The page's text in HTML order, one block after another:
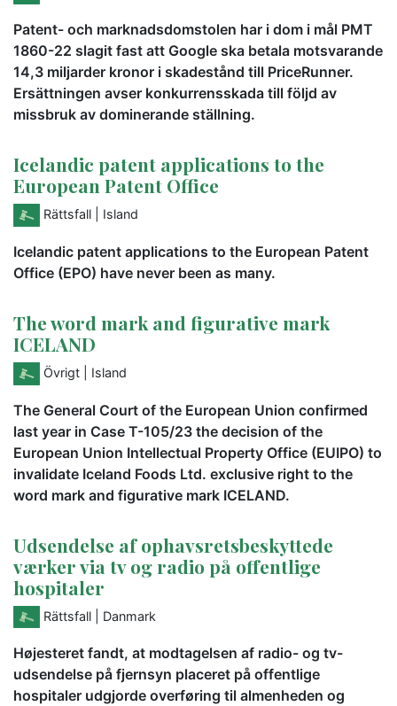
Patent- och marknadsdomstolen har i dom i mål PMT
1860-22 slagit fast att Google ska betala motsvarande
14,3 miljarder kronor i skadestånd till PriceRunner.
Ersättningen avser konkurrensskada till följd av
missbruk av dominerande ställning.
Icelandic patent applications to the
European Patent Office
Rättsfall | Island
Icelandic patent applications to the European Patent
Office (EPO) have never been as many.
The word mark and figurative mark
ICELAND
Övrigt | Island
The General Court of the European Union confirmed
last year in Case T-105/23 the decision of the
European Union Intellectual Property Office (EUIPO) to
invalidate Iceland Foods Ltd. exclusive right to the
word mark and figurative mark ICELAND.
Udsendelse af ophavsretsbeskyttede
værker via tv og radio på offentlige
hospitaler
Rättsfall | Danmark
Højesteret fandt, at modtagelsen af radio- og tv-
udsendelse på fjernsyn placeret på offentlige
hospitaler udgjorde overføring til almenheden og